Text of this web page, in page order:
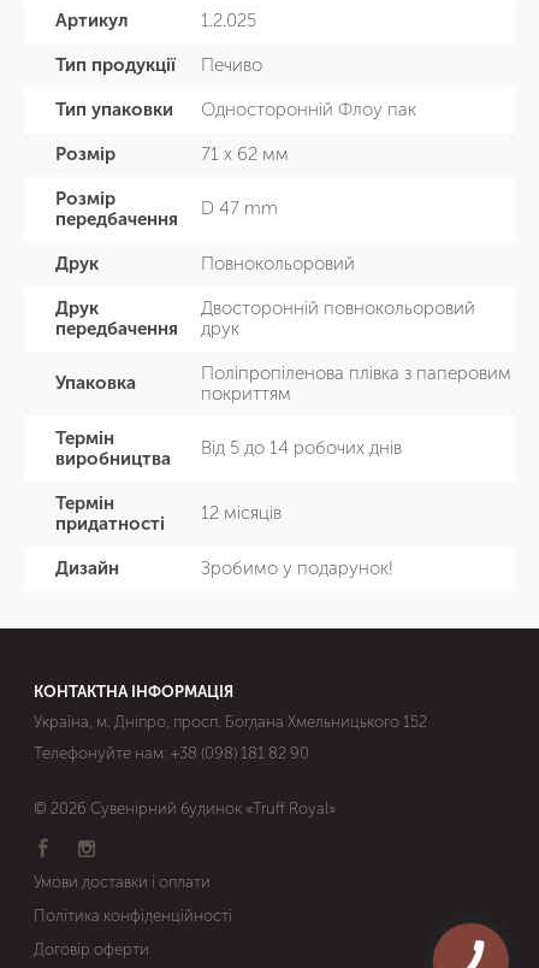
Артикул 1.2.025
Тип продукції Печиво
Тип упаковки Односторонній Флоу пак
Розмір 71 х 62 мм
Розмір
передбачення
D 47 mm
Друк Повнокольоровий
Друк
передбачення
Двосторонній повнокольоровий
друк
Упаковка
Поліпропіленова плівка з паперовим
покриттям
Термін
виробництва
Від 5 до 14 робочих днів
Термін
придатності
12 місяців
Дизайн Зробимо у подарунок!
КОНТАКТНА ІНФОРМАЦІЯ
Україна, м. Дніпро, просп. Богдана Хмельницького 152
Телефонуйте нам: +38 (098) 181 82 90
© 2026 Сувенірний будинок «Truff Royal»
Умови доставки і оплати
Політика конфіденційності
Договір оферти